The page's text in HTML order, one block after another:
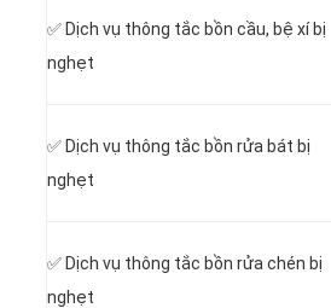
✅ Dịch vụ thông tắc bồn cầu, bệ xí bị
nghẹt
✅ Dịch vụ thông tắc bồn rửa bát bị
nghẹt
✅ Dịch vụ thông tắc bồn rửa chén bị
nghẹt